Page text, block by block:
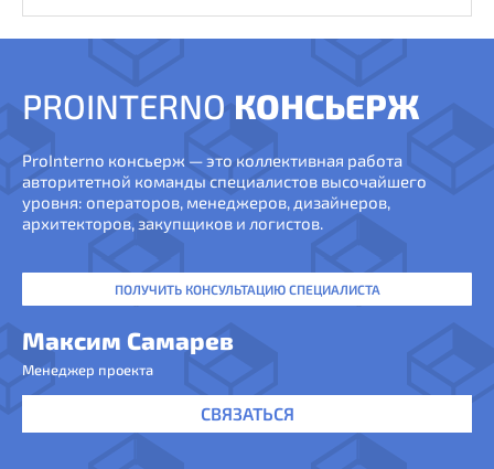
PROINTERNO КОНСЬЕРЖ
ProInterno консьерж — это коллективная работа
авторитетной команды специалистов высочайшего
уровня: операторов, менеджеров, дизайнеров,
архитекторов, закупщиков и логистов.
ПОЛУЧИТЬ КОНСУЛЬТАЦИЮ СПЕЦИАЛИСТА
Максим Самарев
Менеджер проекта
СВЯЗАТЬСЯ